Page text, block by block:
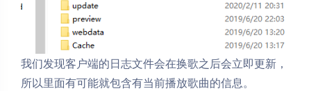
我们发现客户端的日志文件会在换歌之后会立即更新，
所以里面有可能就包含有当前播放歌曲的信息。